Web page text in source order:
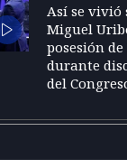
Así se vivió
Miguel
posesión
durante
del